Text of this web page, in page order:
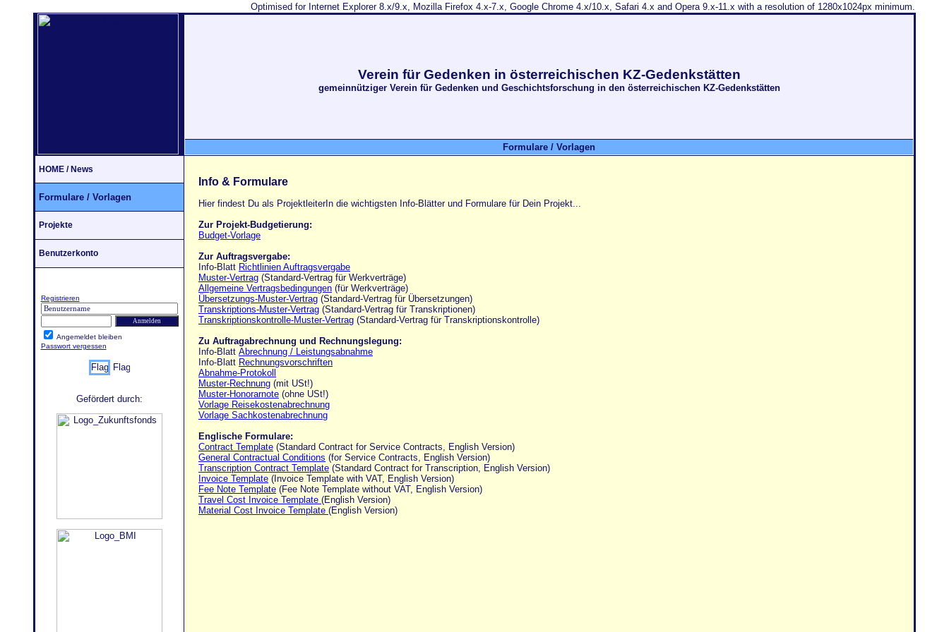
Optimised for Internet Explorer 8.x/9.x, Mozilla Firefox 4.x-7.x, Google Chrome 4.x/10.x, Safari 4.x and Opera 9.x-11.x with a resolution of 1280x1024px minimum.
Verein für Gedenken in österreichischen KZ-Gedenkstätten
gemeinnütziger Verein für Gedenken und Geschichtsforschung in den österreichischen KZ-Gedenkstätten
Formulare / Vorlagen
HOME / News
Info & Formulare
Hier findest Du als ProjektleiterIn die wichtigsten Info-Blätter und Formulare für Dein Projekt...
Zur Projekt-Budgetierung:
Budget-Vorlage
Zur Auftragsvergabe:
Info-Blatt Richtlinien Auftragsvergabe
Muster-Vertrag (Standard-Vertrag für Werkverträge)
Allgemeine Vertragsbedingungen (für Werkverträge)
Übersetzungs-Muster-Vertrag (Standard-Vertrag für Übersetzungen)
Transkriptions-Muster-Vertrag (Standard-Vertrag für Transkriptionen)
Transkriptionskontrolle-Muster-Vertrag (Standard-Vertrag für Transkriptionskontrolle)
Zu Auftragabrechnung und Rechnungslegung:
Info-Blatt Abrechnung / Leistungsabnahme
Info-Blatt Rechnungsvorschriften
Abnahme-Protokoll
Muster-Rechnung (mit USt!)
Muster-Honorarnote (ohne USt!)
Vorlage Reisekostenabrechnung
Vorlage Sachkostenabrechnung
Englische Formulare:
Contract Template (Standard Contract for Service Contracts, English Version)
General Contractual Conditions (for Service Contracts, English Version)
Transcription Contract Template (Standard Contract for Transcription, English Version)
Invoice Template (Invoice Template with VAT, English Version)
Fee Note Template (Fee Note Template without VAT, English Version)
Travel Cost Invoice Template (English Version)
Material Cost Invoice Template (English Version)
Formulare / Vorlagen
Projekte
Benutzerkonto
Registrieren
Angemeldet bleiben
Passwort vergessen
Gefördert durch: